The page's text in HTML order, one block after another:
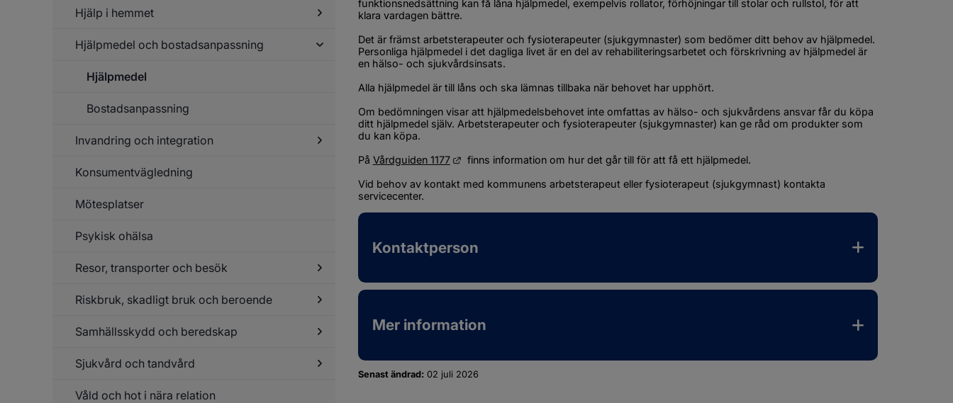
Funktionsnedsättning
Hjälp i hemmet
Undersidor
Hjälpmedel och bostadsanpassning
bostadsanpassning
Hjälpmedel
Bostadsanpassning
Invandring och integration
Invandring
integration
Konsumentvägledning
Mötesplatser
Psykisk ohälsa
Resor, transporter och besök
Undersidor
transporter
besök
Riskbruk, skadligt bruk och beroende
Undersidor
skadligt
Samhällsskydd och beredskap
Undersidor
Sjukvård och tandvård
Våld och hot i nära relation
funktionsnedsättning kan få låna hjälpmedel, exempelvis rollator, förhöjningar till stolar och rullstol, för att
klara vardagen bättre.
Det är främst arbetsterapeuter och fysioterapeuter (sjukgymnaster) som bedömer ditt behov av hjälpmedel.
Personliga hjälpmedel i det dagliga livet är en del av rehabiliteringsarbetet och förskrivning av hjälpmedel är
en hälso- och sjukvårdsinsats.
Alla hjälpmedel är till låns och ska lämnas tillbaka när behovet har upphört.
Om bedömningen visar att hjälpmedelsbehovet inte omfattas av hälso- och sjukvårdens ansvar får du köpa
ditt hjälpmedel själv. Arbetsterapeuter och fysioterapeuter (sjukgymnaster) kan ge råd om produkter som
du kan köpa.
På Vårdguiden 1177 Länk till annan webbplats.
finns information om hur det går till för att få ett hjälpmedel.
Vid behov av kontakt med kommunens arbetsterapeut eller fysioterapeut (sjukgymnast) kontakta
servicecenter.
Kontaktperson
Mer information
Senast ändrad: 02 juli 2026